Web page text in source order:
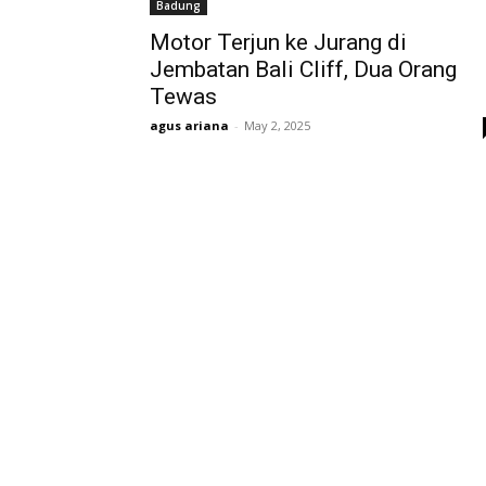
Badung
Motor Terjun ke Jurang di
Jembatan Bali Cliff, Dua Orang
Tewas
agus ariana - May 2, 2025